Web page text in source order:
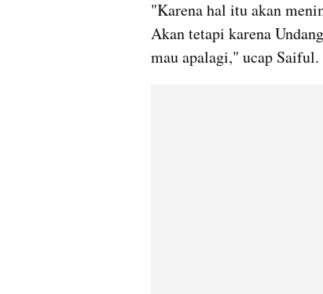
"Karena hal itu akan
Akan tetapi karena
mau apalagi," ucap Saiful.